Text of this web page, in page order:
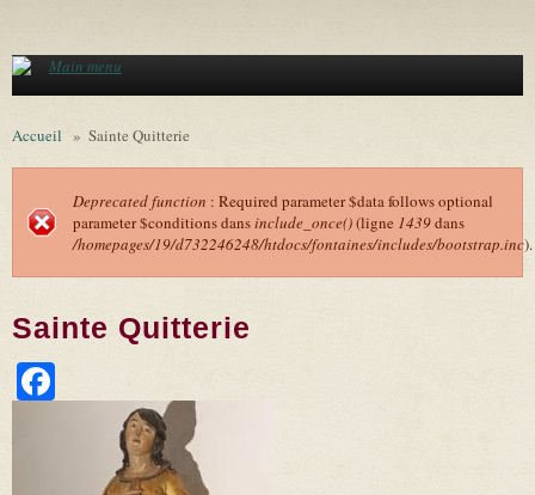
Main menu
Accueil » Sainte Quitterie
Message d'erreur
Deprecated function : Required parameter $data follows optional
parameter $conditions dansinclude_once()(ligne 1439dans
/homepages/19/d732246248/htdocs/fontaines/includes/bootstrap.inc).
Sainte Quitterie